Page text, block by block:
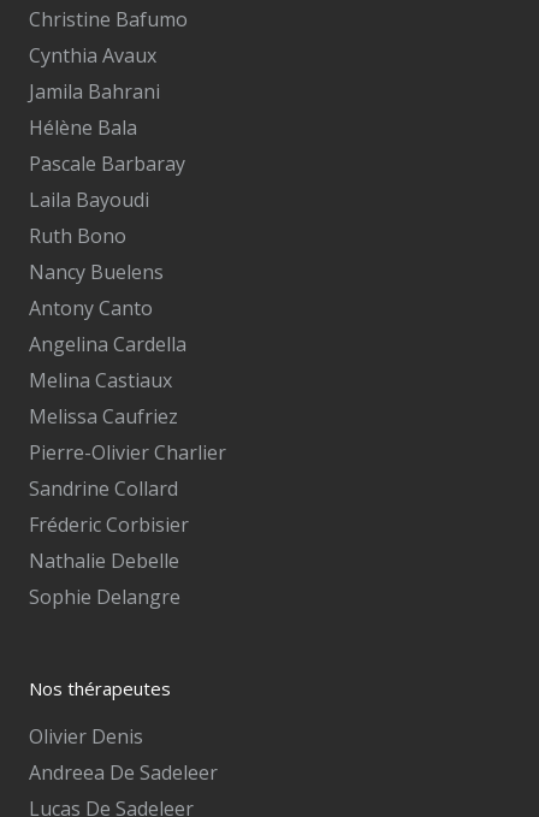
Christine Bafumo
Cynthia Avaux
Jamila Bahrani
Hélène Bala
Pascale Barbaray
Laila Bayoudi
Ruth Bono
Nancy Buelens
Antony Canto
Angelina Cardella
Melina Castiaux
Melissa Caufriez
Pierre-Olivier Charlier
Sandrine Collard
Fréderic Corbisier
Nathalie Debelle
Sophie Delangre
Nos thérapeutes
Olivier Denis
Andreea De Sadeleer
Lucas De Sadeleer